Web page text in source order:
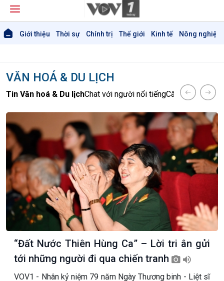
Giới thiệu Thời sự Chính trị Thế giới Kinh tế Nông nghiệp
VĂN HOÁ & DU LỊCH
Tin Văn hoá & Du lịchChat với người nổi tiếngCâu chuyện Thể
“Đất Nước Thiên Hùng Ca” – Lời tri ân gửi
tới những người đi qua chiến tranh
VOV1 - Nhân kỷ niệm 79 năm Ngày Thương binh - Liệt sĩ